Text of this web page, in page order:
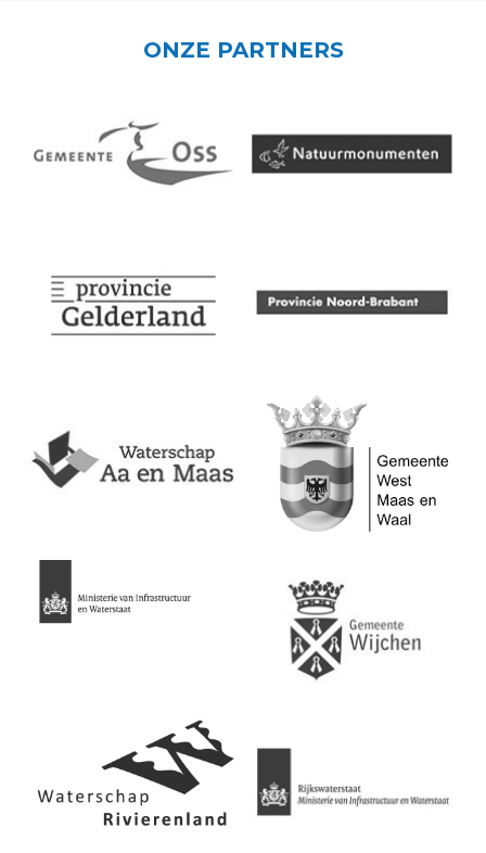
ONZE PARTNERS